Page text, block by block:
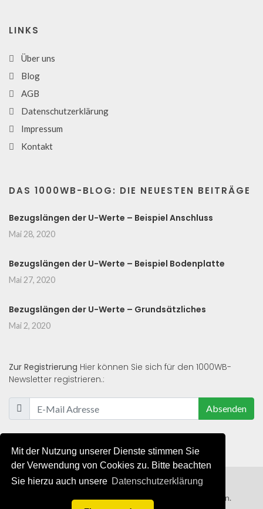
Mit der Nutzung unserer Dienste stimmen Sie
der Verwendung von Cookies zu. Bitte beachten
Sie hierzu auch unsere Datenschutzerklärung
LINKS
Über uns
Blog
AGB
Datenschutzerklärung
Impressum
Kontakt
DAS 1000WB-BLOG: DIE NEUESTEN BEITRÄGE
Bezugslängen der U-Werte – Beispiel Anschluss
Mai 28, 2020
Bezugslängen der U-Werte – Beispiel Bodenplatte
Mai 27, 2020
Bezugslängen der U-Werte – Grundsätzliches
Mai 2, 2020
Zur Registrierung Hier können Sie sich für den 1000WB-
Newsletter registrieren.:
Absenden
© 2019 - 2021 - Alle Rechte von 1000WB vorbehalten.